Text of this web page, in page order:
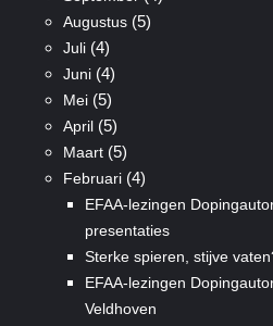
Augustus(5)
Juli(4)
Juni(4)
Mei(5)
April(5)
Maart(5)
Februari(4)
EFAA-lezingen
presentaties
Sterke spieren, stijve
EFAA-lezingen
Veldhoven